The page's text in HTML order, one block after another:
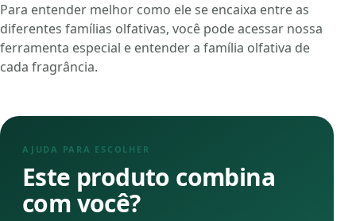
Para entender melhor como ele se encaixa entre as
diferentes famílias olfativas, você pode acessar nossa
ferramenta especial e entender a família olfativa de
cada fragrância.
AJUDA PARA ESCOLHER
Este produto combina
com você?